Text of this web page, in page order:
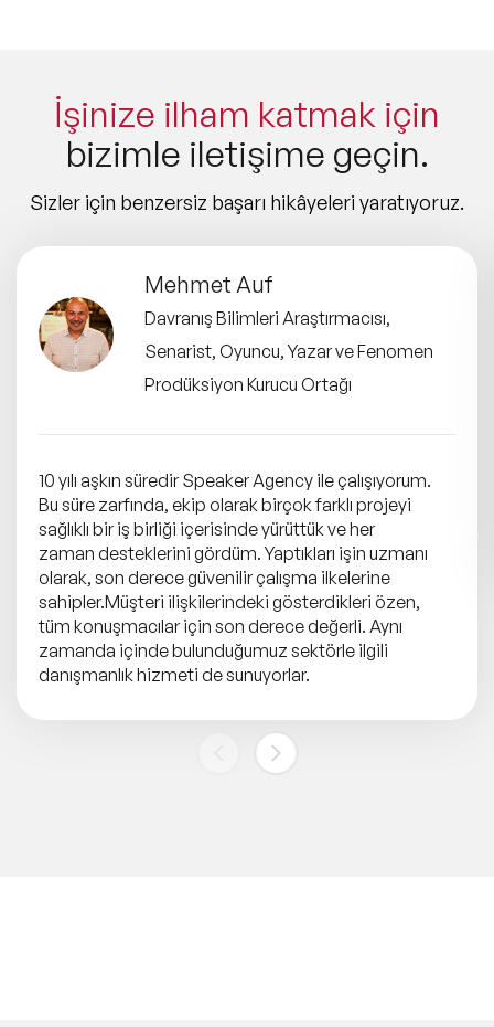
İşinize ilham katmak için
bizimle iletişime geçin.
Sizler için benzersiz başarı hikâyeleri yaratıyoruz.
Mehmet Auf
Davranış Bilimleri Araştırmacısı,
Senarist, Oyuncu, Yazar ve Fenomen
Prodüksiyon Kurucu Ortağı
10 yılı aşkın süredir Speaker Agency ile çalışıyorum.
Bu süre zarfında, ekip olarak birçok farklı projeyi
sağlıklı bir iş birliği içerisinde yürüttük ve her
zaman desteklerini gördüm. Yaptıkları işin uzmanı
olarak, son derece güvenilir çalışma ilkelerine
sahipler.Müşteri ilişkilerindeki gösterdikleri özen,
tüm konuşmacılar için son derece değerli. Aynı
zamanda içinde bulunduğumuz sektörle ilgili
danışmanlık hizmeti de sunuyorlar.